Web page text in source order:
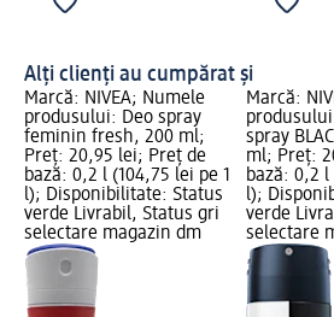
Alți clienți au cumpărat și
Marcă: NIVEA; Numele
produsului: Deo spray
feminin fresh, 200 ml;
Preț: 20,95 lei; Preț de
bază: 0,2 l (104,75 lei pe 1
l); Disponibilitate: Status
verde Livrabil, Status gri
selectare magazin dm
Marcă:
spray
ml; Preț:
bază: 0,2 l
l);
verde
selectare